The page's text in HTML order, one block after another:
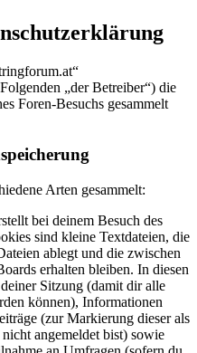
„der Betreiber“) die
Foren-Besuchs gesammelt
Arten gesammelt:
bei deinem Besuch des
sind kleine Textdateien, die
ablegt und die zwischen
erhalten bleiben. In diesen
Sitzung (damit dir alle
können), Informationen
(zur Markierung dieser als
angemeldet bist) sowie